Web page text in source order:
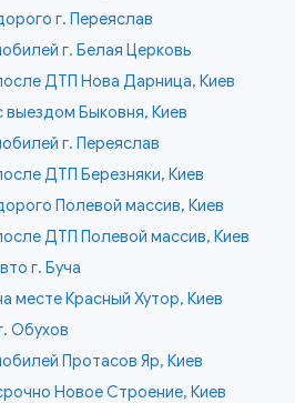
г. Переяслав
г. Белая Церковь
ДТП Нова Дарница, Киев
выездом Быковня, Киев
г. Переяслав
ДТП Березняки, Киев
Полевой массив, Киев
ДТП Полевой массив, Киев
г. Буча
месте Красный Хутор, Киев
Обухов
Протасов Яр, Киев
Новое Строение, Киев